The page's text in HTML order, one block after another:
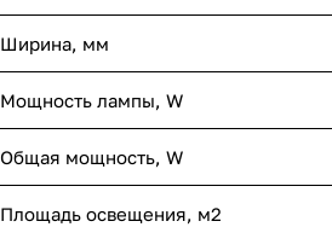
Ширина, мм
Мощность лампы, W
Общая мощность, W
Площадь освещения, м2